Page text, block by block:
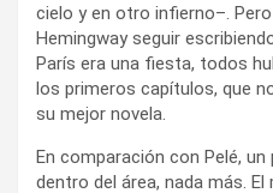
cielo y en otro infierno–.
Hemingway seguir
París era una fiesta, todos
los primeros capítulos, que
su mejor novela.
En comparación con Pelé,
dentro del área, nada más.